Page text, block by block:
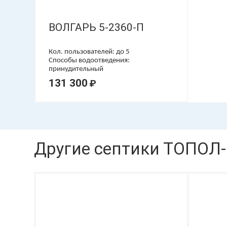
ВОЛГАРЬ 5-2360-П
Кол. пользователей: до 5
Способы водоотведения:
принудительный
131 300 ₽
Другие септики